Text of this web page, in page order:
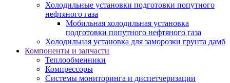
Холодильные установки подготовки попутного
нефтяного газа
Мобильная холодильная установка
подготовки попутного нефтяного газа
Холодильная установка для заморозки грунта дамб
Компоненты и запчасти
Теплообменники
Компрессоры
Системы мониторинга и диспетчеризации